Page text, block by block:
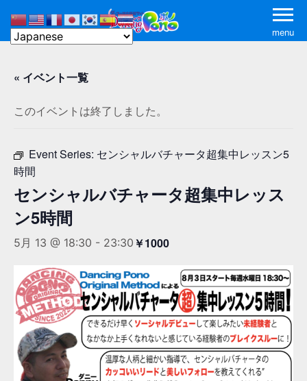
menu
« イベント一覧
このイベントは終了しました。
Event Series: センシャルバチャータ超集中レッスン5
時間
センシャルバチャータ超集中レッス
ン5時間
5月 13 @ 18:30 - 23:30 ￥1000